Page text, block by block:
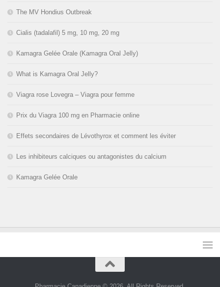
The MV Hondius Outbreak
Cialis (tadalafil) 5 mg, 10 mg, 20 mg
Kamagra Gelée Orale (Kamagra Oral Jelly)
What is Kamagra Oral Jelly?
Viagra rose Lovegra – Viagra pour femme
Prix du Viagra 100 mg en Pharmacie online
Effets secondaires de Lévothyrox et comment les éviter
Les inhibiteurs calciques ou antagonistes du calcium
Kamagra Gelée Orale